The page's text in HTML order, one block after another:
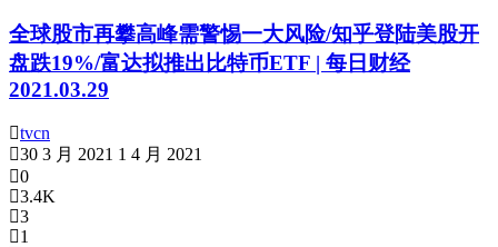
全球股市再攀高峰需警惕一大风险/知乎登陆美股开
盘跌19%/富达拟推出比特币ETF | 每日财经
2021.03.29
tvcn
30 3 月 2021 1 4 月 2021
0
3.4K
3
1